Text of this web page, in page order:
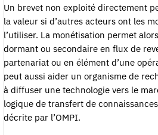
Un brevet non exploité directement
la valeur si d’autres acteurs ont les
l’utiliser. La monétisation permet
dormant ou secondaire en flux de
partenariat ou en élément d’une
peut aussi aider un organisme de
à diffuser une technologie vers le
logique de transfert de
décrite par l’OMPI.